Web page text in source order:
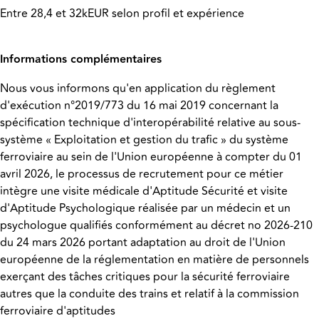
Entre 28,4 et 32kEUR selon profil et expérience
Informations complémentaires
Nous vous informons qu'en application du règlement
d'exécution n°2019/773 du 16 mai 2019 concernant la
spécification technique d'interopérabilité relative au sous-
système « Exploitation et gestion du trafic » du système
ferroviaire au sein de l'Union européenne à compter du 01
avril 2026, le processus de recrutement pour ce métier
intègre une visite médicale d'Aptitude Sécurité et visite
d'Aptitude Psychologique réalisée par un médecin et un
psychologue qualifiés conformément au décret no 2026-210
du 24 mars 2026 portant adaptation au droit de l'Union
européenne de la réglementation en matière de personnels
exerçant des tâches critiques pour la sécurité ferroviaire
autres que la conduite des trains et relatif à la commission
ferroviaire d'aptitudes